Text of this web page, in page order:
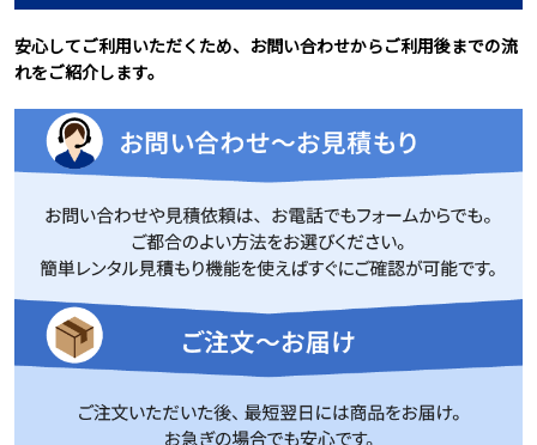
安心してご利用いただくため、お問い合わせからご利用後までの流
れをご紹介します。